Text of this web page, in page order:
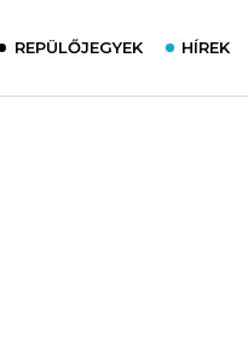
REPÜLŐJEGYEK HÍREK